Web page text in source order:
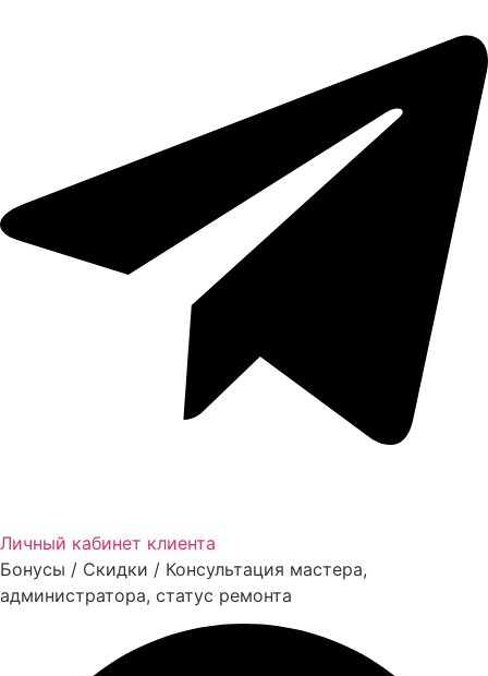
Личный кабинет клиента
Бонусы / Скидки / Консультация мастера,
администратора, статус ремонта